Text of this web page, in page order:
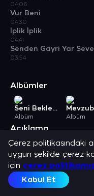
04:06
Vur Beni
04:30
İplik İplik
04:41
Senden Gayri Yar
03:54
Albümler
Seni Beklerken
Albüm Albüm
Açıklama
Çerez politikasındaki
uygun şekilde çerez
için çerez
Kabul Et